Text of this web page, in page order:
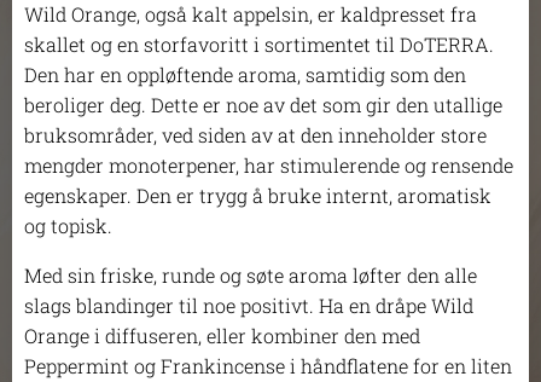
Wild Orange, også kalt appelsin, er kaldpresset fra
skallet og en storfavoritt i sortimentet til DoTERRA.
Den har en oppløftende aroma, samtidig som den
beroliger deg. Dette er noe av det som gir den utallige
bruksområder, ved siden av at den inneholder store
mengder monoterpener, har stimulerende og rensende
egenskaper. Den er trygg å bruke internt, aromatisk
og topisk.
Med sin friske, runde og søte aroma løfter den alle
slags blandinger til noe positivt. Ha en dråpe Wild
Orange i diffuseren, eller kombiner den med
Peppermint og Frankincense i håndflatene for en liten